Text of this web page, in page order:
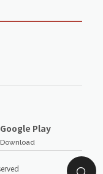
Google Play
Download